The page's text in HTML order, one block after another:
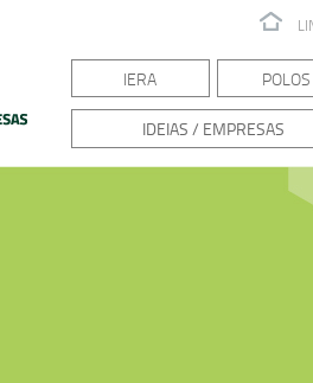
IERA POLOS
IDEIAS / EMPRESAS